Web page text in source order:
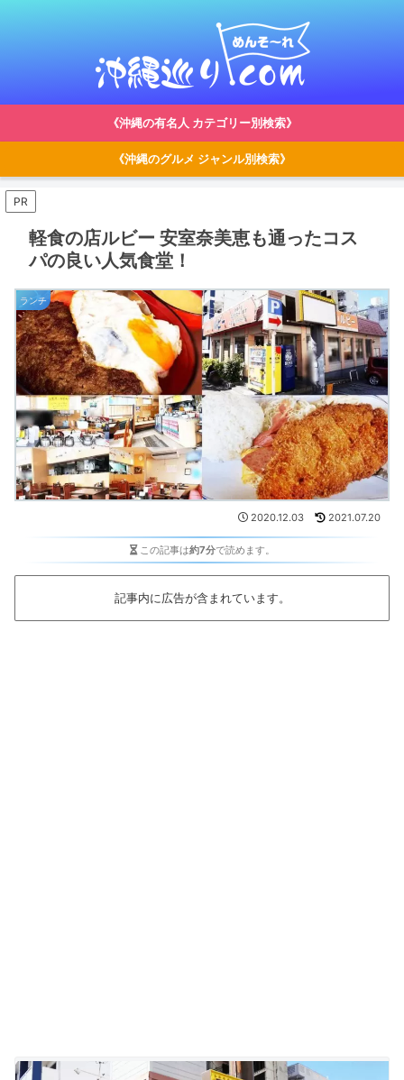
《沖縄の有名人 カテゴリー別検索》
《沖縄のグルメ ジャンル別検索》
PR
軽食の店ルビー 安室奈美恵も通ったコス
パの良い人気食堂！
ランチ
2020.12.03 2021.07.20
この記事は約7分で読めます。
記事内に広告が含まれています。